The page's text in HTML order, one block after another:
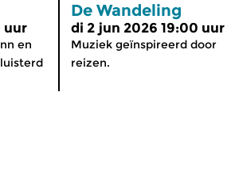
uur
en
De Wandeling
di 2 jun 2026 19:00 uur
Muziek geïnspireerd door
reizen.